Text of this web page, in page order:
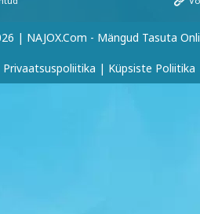
| NAJOX.com - Mängud Tasuta
Privaatsuspoliitika | Küpsiste Poliitika